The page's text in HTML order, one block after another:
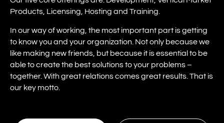
Products, Licensing, Hosting and Training.
In our way of working, the most important part is getting
to know you and your organization. Not only because we
like making new friends, but because it is essential to be
able to create the best solutions to your problems –
together. With great relations comes great results. That is
our key motto.